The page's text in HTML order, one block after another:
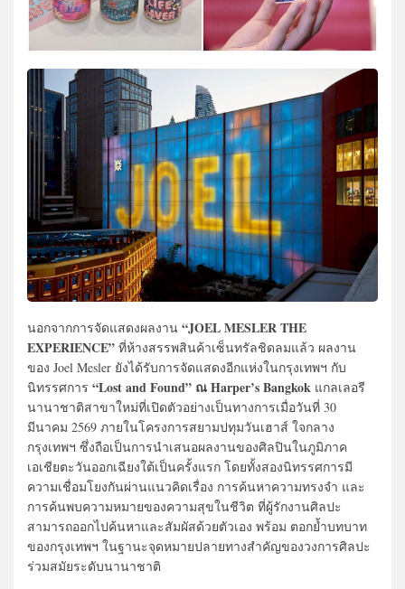
นอกจากการจัดแสดงผลงาน “JOEL MESLER THE
EXPERIENCE” ที่ห้างสรรพสินค้าเซ็นทรัลชิดลมแล้ว ผลงาน
ของ Joel Mesler ยังได้รับการจัดแสดงอีกแห่งในกรุงเทพฯ กับ
นิทรรศการ “Lost and Found” ณ Harper’s Bangkok แกลเลอรี
นานาชาติสาขาใหม่ที่เปิดตัวอย่างเป็นทางการเมื่อวันที่ 30
มีนาคม 2569 ภายในโครงการสยามปทุมวันเฮาส์ ใจกลาง
กรุงเทพฯ ซึ่งถือเป็นการนำเสนอผลงานของศิลปินในภูมิภาค
เอเชียตะวันออกเฉียงใต้เป็นครั้งแรก โดยทั้งสองนิทรรศการมี
ความเชื่อมโยงกันผ่านแนวคิดเรื่อง การค้นหาความทรงจำ และ
การค้นพบความหมายของความสุขในชีวิต ที่ผู้รักงานศิลปะ
สามารถออกไปค้นหาและสัมผัสด้วยตัวเอง พร้อม ตอกย้ำบทบาท
ของกรุงเทพฯ ในฐานะจุดหมายปลายทางสำคัญของวงการศิลปะ
ร่วมสมัยระดับนานาชาติ